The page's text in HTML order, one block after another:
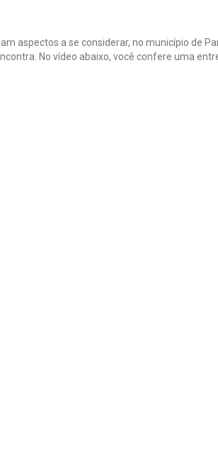
aspectos a se considerar, no município de
No vídeo abaixo, você confere uma